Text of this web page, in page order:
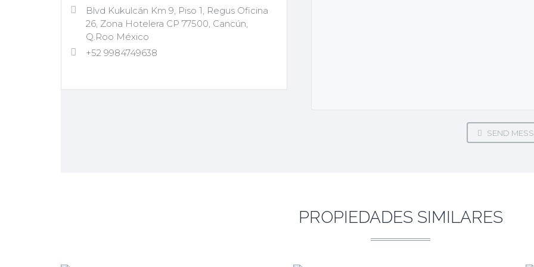
Blvd Kukulcán Km 9, Piso 1, Regus Oficina
26, Zona Hotelera CP 77500, Cancún,
Q.Roo México
+52 9984749638
SEND
PROPIEDADES SIMILARES